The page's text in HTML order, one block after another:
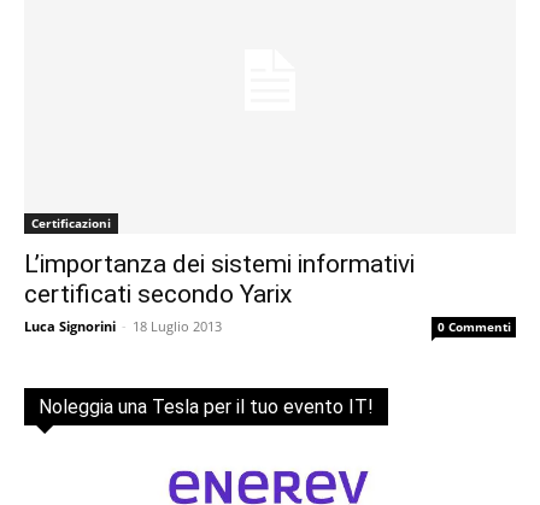
Certificazioni
L’importanza dei sistemi informativi
certificati secondo Yarix
Luca Signorini - 18 Luglio 2013 0 Commenti
Noleggia una Tesla per il tuo evento IT!